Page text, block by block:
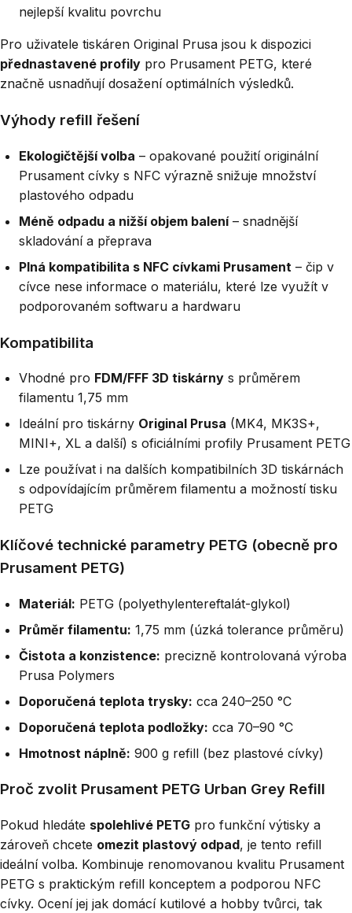
nejlepší kvalitu povrchu
Pro uživatele tiskáren Original Prusa jsou k dispozici
přednastavené profily pro Prusament PETG, které
značně usnadňují dosažení optimálních výsledků.
Výhody refill řešení
Ekologičtější volba – opakované použití originální
Prusament cívky s NFC výrazně snižuje množství
plastového odpadu
Méně odpadu a nižší objem balení– snadnější
skladování a přeprava
Plná kompatibilita s NFC cívkami Prusament – čip v
cívce nese informace o materiálu, které lze využít v
podporovaném softwaru a hardwaru
Kompatibilita
Vhodné pro FDM/FFF 3D tiskárny s průměrem
filamentu 1,75 mm
Ideální pro tiskárny Original Prusa (MK4, MK3S+,
MINI+, XL a další) s oficiálními profily Prusament PETG
Lze používat i na dalších kompatibilních 3D tiskárnách
s odpovídajícím průměrem filamentu a možností tisku
PETG
Klíčové technické parametry PETG (obecně pro
Prusament PETG)
Materiál: PETG (polyethylentereftalát-glykol)
Průměr filamentu: 1,75 mm (úzká tolerance průměru)
Čistota a konzistence: precizně kontrolovaná výroba
Prusa Polymers
Doporučená teplota trysky: cca 240–250 °C
Doporučená teplota podložky: cca 70–90 °C
Hmotnost náplně: 900 g refill (bez plastové cívky)
Proč zvolit Prusament PETG Urban Grey Refill
Pokud hledáte spolehlivé PETG pro funkční výtisky a
zároveň chcete omezit plastový odpad, je tento refill
ideální volba. Kombinuje renomovanou kvalitu Prusament
PETG s praktickým refill konceptem a podporou NFC
cívky. Ocení jej jak domácí kutilové a hobby tvůrci, tak